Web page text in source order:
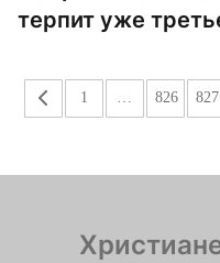
терпит уже
« 1 … 826 827